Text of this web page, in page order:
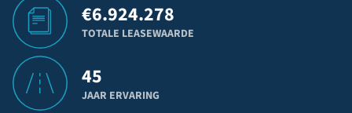
€6.924.278
TOTALE LEASEWAARDE
45
JAAR ERVARING